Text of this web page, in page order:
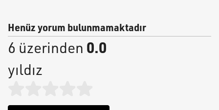
Henüz yorum bulunmamaktadır
6 üzerinden 0.0
yıldız